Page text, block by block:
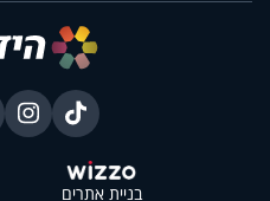
בניית אתרים